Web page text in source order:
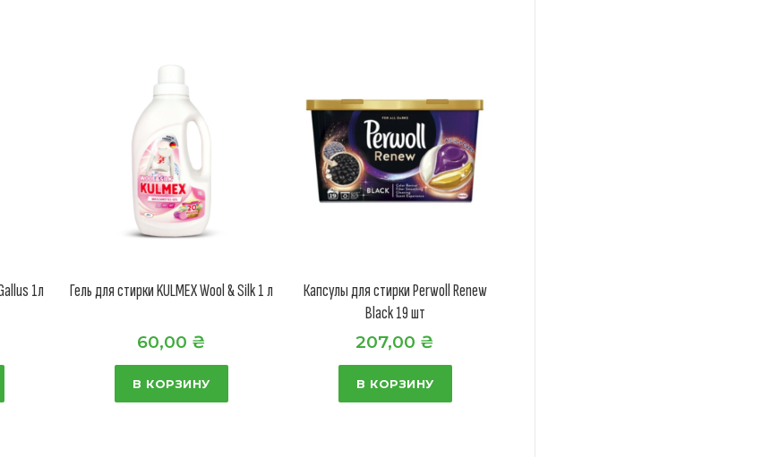
1л Гель для стирки KULMEX Wool & Silk 1 л
60,00 ₴
В КОРЗИНУ
Капсулы для стирки Perwoll Renew
Black 19 шт
207,00 ₴
В КОРЗИНУ